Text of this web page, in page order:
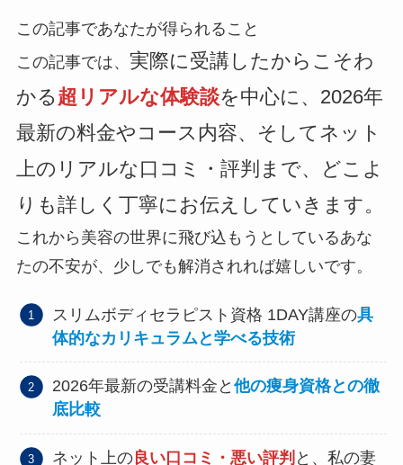
この記事であなたが得られること
この記事では、 実際に受講したからこそわ
かる 超リアルな体験談を中心に、2026年
最新の料金やコース内容、そしてネット
上のリアルな口コミ・評判まで、どこよ
りも詳しく丁寧にお伝えしていきます。
これから美容の世界に飛び込もうとしているあな
たの不安が、少しでも解消されれば嬉しいです。
スリムボディセラピスト資格 1DAY講座の具
体的なカリキュラムと学べる技術
2026年最新の受講料金と他の痩身資格との徹
底比較
ネット上の 良い口コミ・悪い評判 と、私の妻